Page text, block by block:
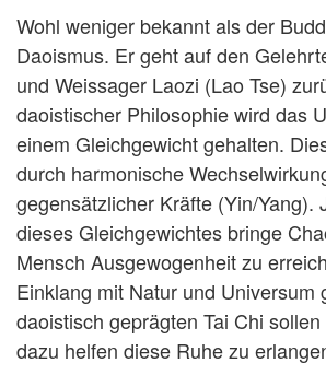
Wohl weniger bekannt als der
Daoismus. Er geht auf den
und Weissager Laozi (Lao Tse)
daoistischer Philosophie wird das
einem Gleichgewicht gehalten.
durch harmonische
gegensätzlicher Kräfte (Yin/Yang).
dieses Gleichgewichtes bringe
Mensch Ausgewogenheit zu
Einklang mit Natur und Universum
daoistisch geprägten Tai Chi
dazu helfen diese Ruhe zu